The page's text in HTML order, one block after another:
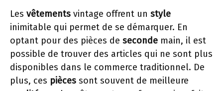
Les vêtements vintage offrent un style
inimitable qui permet de se démarquer. En
optant pour des pièces de seconde main, il est
possible de trouver des articles qui ne sont plus
disponibles dans le commerce traditionnel. De
plus, ces pièces sont souvent de meilleure